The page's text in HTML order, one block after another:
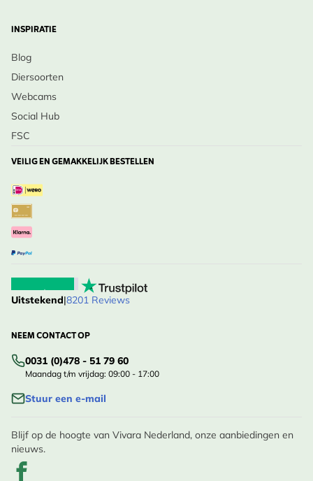
INSPIRATIE
Blog
Diersoorten
Webcams
Social Hub
FSC
VEILIG EN GEMAKKELIJK BESTELLEN
Uitstekend|8201 Reviews
NEEM CONTACT OP
0031 (0)478 - 51 79 60
Maandag t/m vrijdag: 09:00 - 17:00
Stuur een e-mail
Blijf op de hoogte van Vivara Nederland, onze aanbiedingen en
nieuws.